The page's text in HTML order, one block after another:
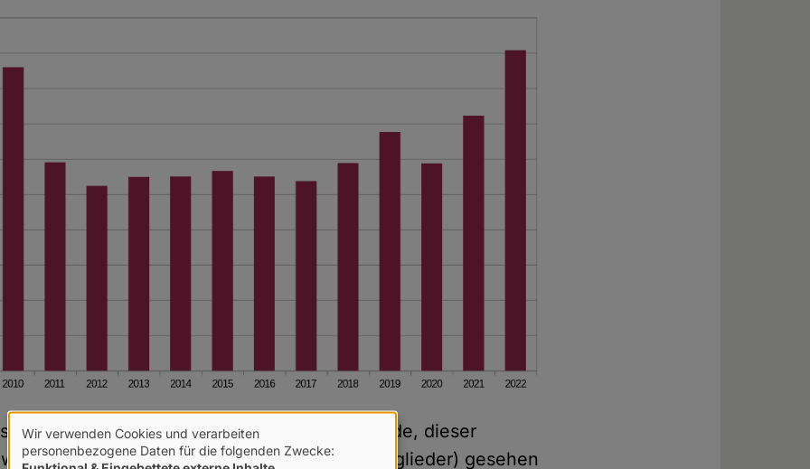
auch, dass die Basis seither viel kleiner wurde, dieser
also relativ (als Anteil der ehemaligen Mitglieder) gesehen
Verwendung
Wir verwenden Cookies und verarbeiten
personenbezogene Daten für die folgenden Zwecke: